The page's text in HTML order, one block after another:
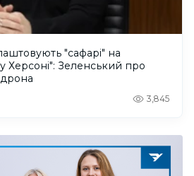
"сафарі" на
Херсоні": Зеленський про
дрона
3,845